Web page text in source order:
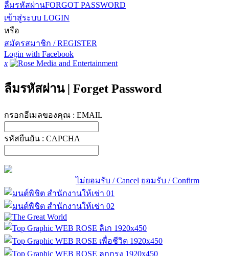
ลืมรหัสผ่านFORGOT PASSWORD
เข้าสู่ระบบ LOGIN
หรือ
สมัครสมาชิก / REGISTER
Login with Facebook
x
ลืมรหัสผ่าน | Forget Password
กรอกอีเมลของคุณ : EMAIL
รหัสยืนยัน : CAPCHA
ไม่ยอมรับ / Cancel ยอมรับ / Confirm